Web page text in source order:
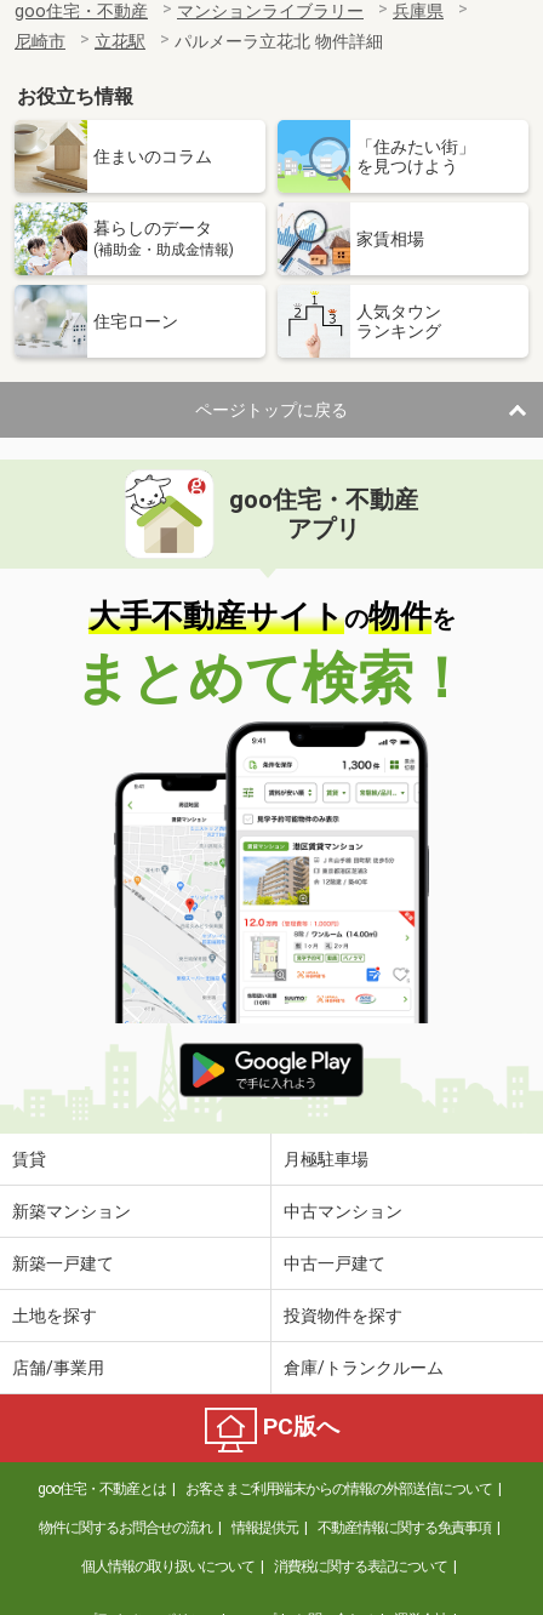
goo住宅・不動産 マンションライブラリー
兵庫県
尼崎市
立花駅 パルメーラ立花北 物件詳細
お役立ち情報
住まいのコラム
「住みたい街」
を見つけよう
暮らしのデータ
(補助金・助成金情報)
家賃相場
住宅ローン
人気タウン
ランキング
ページトップに戻る
goo住宅・不動産
アプリ
大手不動産サイトの物件を
まとめて検索！
賃貸 月極駐車場
新築マンション 中古マンション
新築一戸建て 中古一戸建て
土地を探す 投資物件を探す
店舗/事業用 倉庫/トランクルーム
PC版へ
goo住宅・不動産とは お客さまご利用端末からの情報の外部送信について
物件に関するお問合せの流れ 情報提供元 不動産情報に関する免責事項
個人情報の取り扱いについて 消費税に関する表記について